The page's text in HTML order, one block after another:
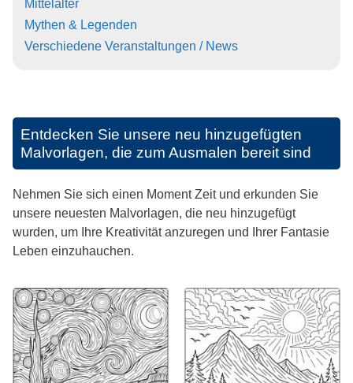
Mittelalter
Mythen & Legenden
Verschiedene Veranstaltungen / News
Entdecken Sie unsere neu hinzugefügten
Malvorlagen, die zum Ausmalen bereit sind
Nehmen Sie sich einen Moment Zeit und erkunden Sie
unsere neuesten Malvorlagen, die neu hinzugefügt
wurden, um Ihre Kreativität anzuregen und Ihrer Fantasie
Leben einzuhauchen.